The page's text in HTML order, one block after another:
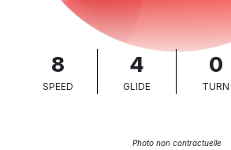
8
SPEED
4
GLIDE
0
TURN
Photo non contractuelle